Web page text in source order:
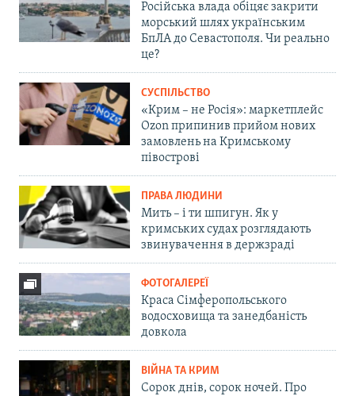
Російська влада обіцяє закрити
морський шлях українським
БпЛА до Севастополя. Чи реально
це?
СУСПІЛЬСТВО
«Крим – не Росія»: маркетплейс
Ozon припинив прийом нових
замовлень на Кримському
півострові
ПРАВА ЛЮДИНИ
Мить – і ти шпигун. Як у
кримських судах розглядають
звинувачення в держзраді
ФОТОГАЛЕРЕЇ
Краса Сімферопольського
водосховища та занедбаність
довкола
ВІЙНА ТА КРИМ
Сорок днів, сорок ночей. Про